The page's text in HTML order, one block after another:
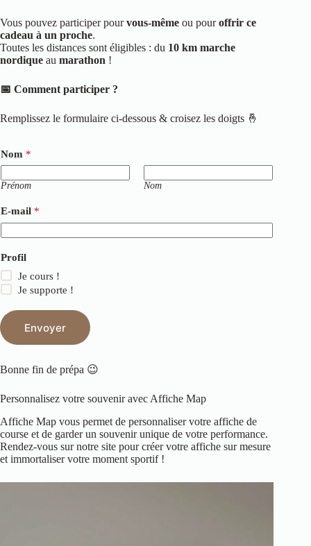
Vous pouvez participer pourvous-même ou pouroffrir ce
cadeau à un proche.
Toutes les distances sont éligibles : du 10 km marche
nordique au marathon !
📅 Comment participer ?
Remplissez le formulaire ci-dessous & croisez les doigts 🤞
Nom *
Prénom Nom
E-mail *
Profil
Je cours !
Je supporte !
Envoyer
Bonne fin de prépa 😉
Personnalisez votre souvenir avec Affiche Map
Affiche Map vous permet de personnaliser votre affiche de
course et de garder un souvenir unique de votre performance.
Rendez-vous sur notre site pour créer votre affiche sur mesure
et immortaliser votre moment sportif !